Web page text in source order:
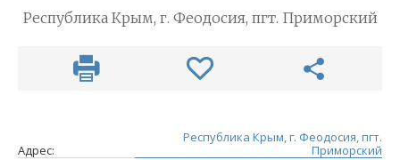
Республика Крым, г. Феодосия, пгт. Приморский
Адрес:
Республика Крым, г. Феодосия, пгт.
Приморский